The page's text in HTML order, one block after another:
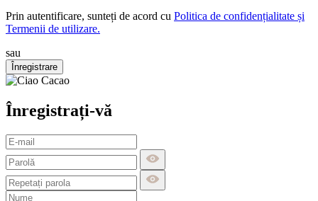
Prin autentificare, sunteți de acord cu Politica de confidențialitate și
Termenii de utilizare.
sau
Înregistrare
Înregistrați-vă